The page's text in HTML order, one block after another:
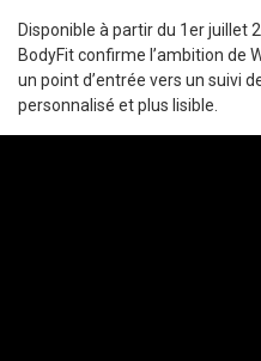
Disponible à partir du 1er juillet
BodyFit confirme l’ambition de
un point d’entrée vers un suivi
personnalisé et plus lisible.